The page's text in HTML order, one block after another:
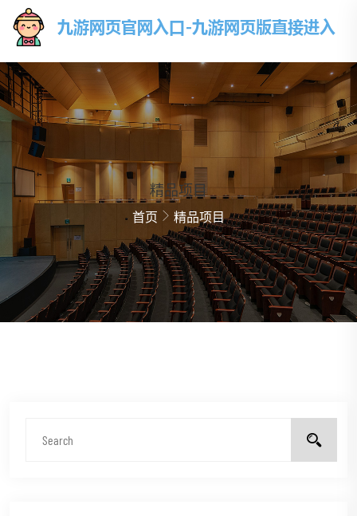
精品项目
首页 精品项目